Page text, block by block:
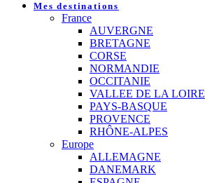
Mes destinations
France
AUVERGNE
BRETAGNE
CORSE
NORMANDIE
OCCITANIE
VALLEE DE LA LOIRE
PAYS-BASQUE
PROVENCE
RHÔNE-ALPES
Europe
ALLEMAGNE
DANEMARK